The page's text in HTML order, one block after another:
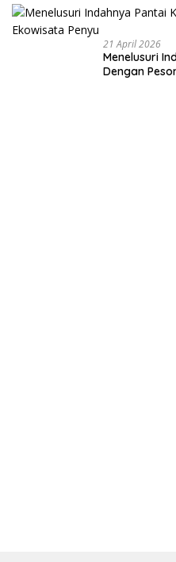
21 April 2026
Menelusuri
Dengan